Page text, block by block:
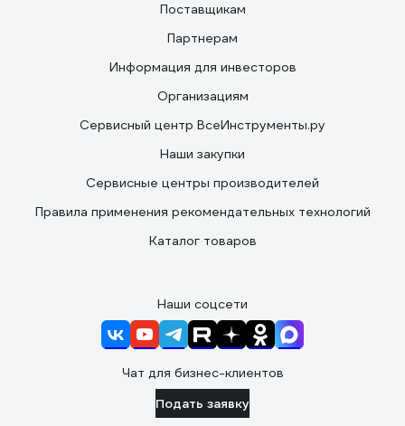
Поставщикам
Партнерам
Информация для инвесторов
Организациям
Сервисный центр ВсеИнструменты.ру
Наши закупки
Сервисные центры производителей
Правила применения рекомендательных технологий
Каталог товаров
Наши соцсети
Чат для бизнес-клиентов
Подать заявку